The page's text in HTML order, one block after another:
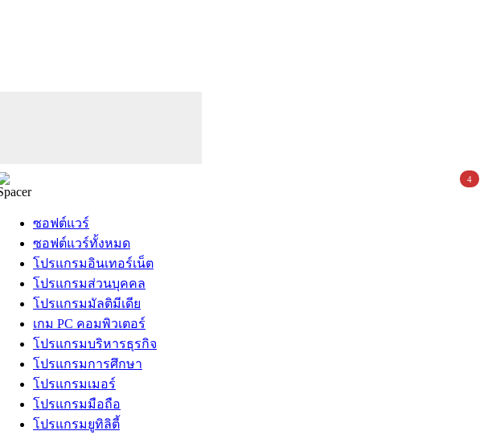
ซอฟต์แวร์
ซอฟต์แวร์ทั้งหมด
โปรแกรมอินเทอร์เน็ต
โปรแกรมส่วนบุคคล
โปรแกรมมัลติมีเดีย
เกม PC คอมพิวเตอร์
โปรแกรมบริหารธุรกิจ
โปรแกรมการศึกษา
โปรแกรมเมอร์
โปรแกรมมือถือ
โปรแกรมยูทิลิตี้
4